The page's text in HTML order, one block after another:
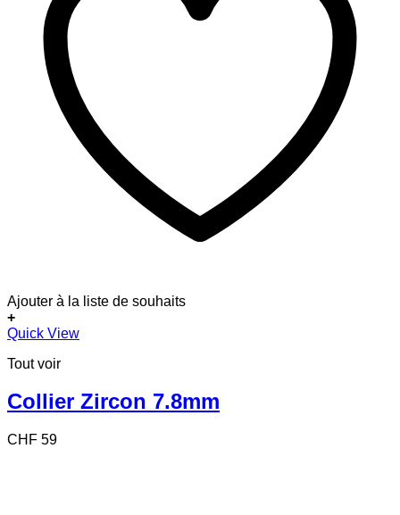
Ajouter à la liste de souhaits
+
Quick View
Tout voir
Collier Zircon 7.8mm
CHF 59